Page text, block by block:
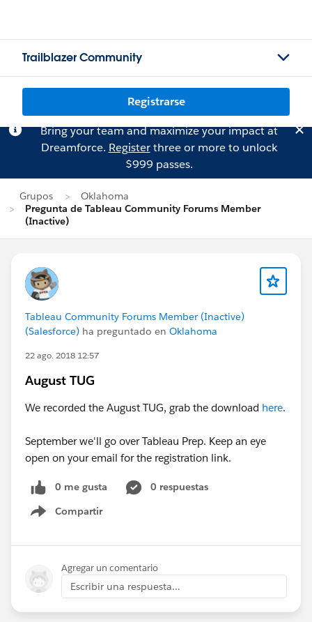
Trailblazer Community
Registrarse
Bring your team and maximize your impact at
Dreamforce. Registerthree or more to unlock
$999 passes.
Grupos
Oklahoma
Pregunta de Tableau Community Forums Member
(Inactive)
Tableau Community Forums Member (Inactive)
(Salesforce) ha preguntado en Oklahoma
22 ago. 2018 12:57
August TUG
We recorded the August TUG, grab the download here.
September we'll go over Tableau Prep. Keep an eye
open on your email for the registration link.
0 me gusta
0 respuestas
Compartir
Show menu
Agregar un comentario
Escribir una respuesta...